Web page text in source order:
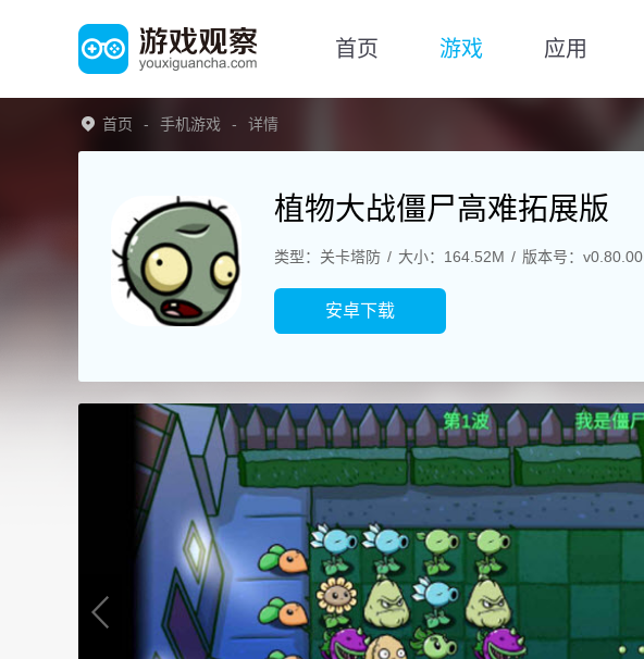
首页 游戏 应用
首页 手机游戏 详情
植物大战僵尸高难拓展版
类型：关卡塔防 大小：164.52M 版本号：v0.80.00
安卓下载